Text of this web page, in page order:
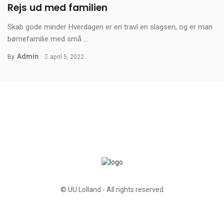
Rejs ud med familien
Skab gode minder Hverdagen er en travl en slagsen, og er man
børnefamilie med små ...
By Admin april 5, 2022
© UU Lolland - All rights reserved